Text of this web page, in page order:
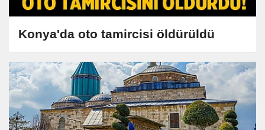
Konya'da oto tamircisi öldürüldü